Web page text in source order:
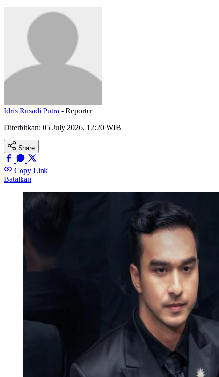
Idris Rusadi Putra - Reporter
Diterbitkan: 05 July 2026, 12:20 WIB
Share
Copy Link
Batalkan